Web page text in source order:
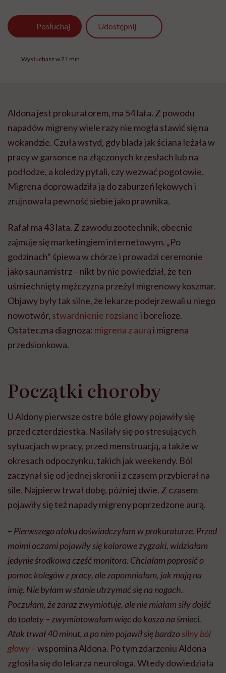
Posłuchaj Udostępnij
Wysłuchasz w 21 min
Aldona jest prokuratorem, ma 54 lata. Z powodu
napadów migreny wiele razy nie mogła stawić się na
wokandzie. Czuła wstyd, gdy blada jak ściana leżała w
pracy w garsonce na złączonych krzesłach lub na
podłodze, a koledzy pytali, czy wezwać pogotowie.
Migrena doprowadziła ją do zaburzeń lękowych i
zrujnowała pewność siebie jako prawnika.
Rafał ma 43 lata. Z zawodu zootechnik, obecnie
zajmuje się marketingiem internetowym. „Po
godzinach” śpiewa w chórze i prowadzi ceremonie
jako saunamistrz – nikt by nie powiedział, że ten
uśmiechnięty mężczyzna przeżył migrenowy koszmar.
Objawy były tak silne, że lekarze podejrzewali u niego
nowotwór, stwardnienie rozsianei boreliozę.
Ostateczna diagnoza: migrena z aurąi migrena
przedsionkowa.
Początki choroby
U Aldony pierwsze ostre bóle głowy pojawiły się
przed czterdziestką. Nasilały się po stresujących
sytuacjach w pracy, przed menstruacją, a także w
okresach odpoczynku, takich jak weekendy. Ból
zaczynał się od jednej skroni i z czasem przybierał na
sile. Najpierw trwał dobę, później dwie. Z czasem
pojawiły się też napady migreny poprzedzone aurą.
– Pierwszego ataku doświadczyłam w prokuraturze. Przed
moimi oczami pojawiły się kolorowe zygzaki, widziałam
jedynie środkową część monitora. Chciałam poprosić o
pomoc kolegów z pracy, ale zapomniałam, jak mają na
imię. Nie byłam w stanie utrzymać się na nogach.
Poczułam, że zaraz zwymiotuję, ale nie miałam siły dojść
do toalety – zwymiotowałam więc do kosza na śmieci.
Atak trwał 40 minut, a po nim pojawił się bardzosilny ból
głowy– wspomina Aldona. Po tym zdarzeniu Aldona
zgłosiła się do lekarza neurologa. Wtedy dowiedziała